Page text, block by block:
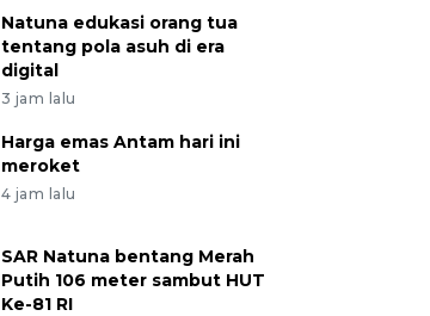
Natuna edukasi orang tua
tentang pola asuh di era
digital
3 jam lalu
Harga emas Antam hari ini
meroket
4 jam lalu
SAR Natuna bentang Merah
Putih 106 meter sambut HUT
Ke-81 RI